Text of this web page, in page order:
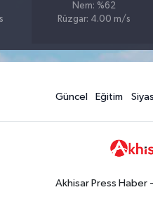
Nem: %62
Rüzgar: 4.00 m/s
Güncel Eğitim
Akhisar Press Haber